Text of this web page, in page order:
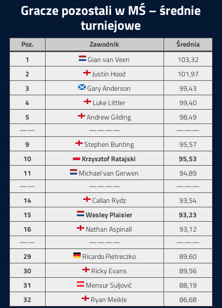
Gracze pozostali w MŚ – średnie
turniejowe
Poz. Zawodnik
Średnia
1
Gian van Veen
103,32
2
Justin Hood
101,97
3
Gary Anderson
99,43
4
Luke Littler
99,40
5
Andrew Gilding
98,49
——
————
———
9
Stephen Bunting
95,57
10
Krzysztof Ratajski
95,53
11
Michael van Gerwen
94,89
——
————
———
14
Callan Rydz
93,54
15
Wesley Plaisier
93,23
16
Nathan Aspinall
93,12
——
————
———
29
Ricardo Pietreczko
89,60
30
Ricky Evans
89,56
31
Mensur Suljović
88,19
32
Ryan Meikle 86,68